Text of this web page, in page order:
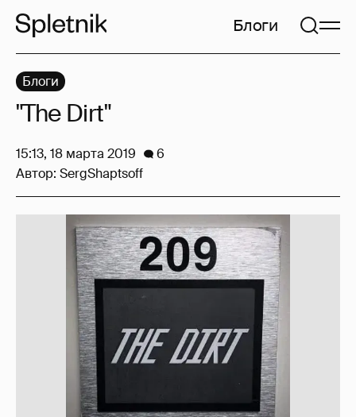
Блоги
Блоги
"The Dirt"
15:13, 18 марта 2019
6
Автор: SergShaptsoff